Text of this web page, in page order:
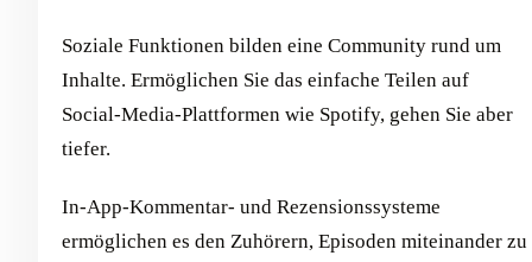
Soziale Funktionen bilden eine Community rund um
Inhalte. Ermöglichen Sie das einfache Teilen auf
Social-Media-Plattformen wie Spotify, gehen Sie aber
tiefer.
In-App-Kommentar- und Rezensionssysteme
ermöglichen es den Zuhörern, Episoden miteinander zu